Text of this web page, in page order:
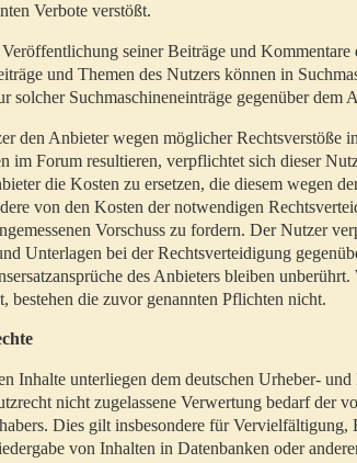
Verbote verstößt.
seiner Beiträge und Kommentare
und Themen des Nutzers können in
Suchmaschineneinträge gegenüber dem
den Anbieter wegen möglicher Rechtsverstöße
im Forum resultieren, verpflichtet sich dieser
die Kosten zu ersetzen, die diesem wegen
von den Kosten der notwendigen
Vorschuss zu fordern. Der Nutzer
Unterlagen bei der Rechtsverteidigung
des Anbieters bleiben
bestehen die zuvor genannten Pflichten nicht.
Inhalte unterliegen dem deutschen Urheber- und
nicht zugelassene Verwertung bedarf der
Dies gilt insbesondere für Vervielfältigung,
von Inhalten in Datenbanken oder